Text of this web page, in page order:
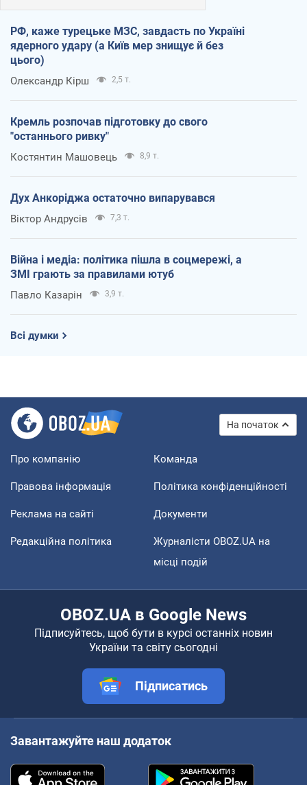
РФ, каже турецьке МЗС, завдасть по Україні
ядерного удару (а Київ мер знищує й без
цього)
Олександр Кірш 2,5 т.
Кремль розпочав підготовку до свого
"останнього ривку"
Костянтин Машовець 8,9 т.
Дух Анкоріджа остаточно випарувався
Віктор Андрусів 7,3 т.
Війна і медіа: політика пішла в соцмережі, а
ЗМІ грають за правилами ютуб
Павло Казарін 3,9 т.
Всі думки
На початок
Про компанію Команда
Правова інформація Політика конфіденційності
Реклама на сайті Документи
Редакційна політика
Журналісти OBOZ.UA на
місці подій
OBOZ.UA в Google News
Підписуйтесь, щоб бути в курсі останніх новин
України та світу сьогодні
Підписатись
Завантажуйте наш додаток